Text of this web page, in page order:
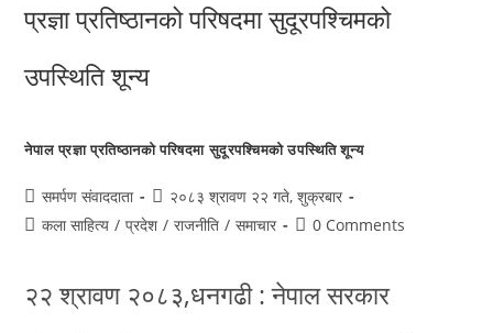
नेपाल प्रज्ञा प्रतिष्ठानको परिषदमा सुदूरपश्चिमको उपस्थिति शून्य
समर्पण संवाददाता
२०८३ श्रावण २२ गते, शुक्रबार
कला साहित्य / प्रदेश / राजनीति / समाचार 0 Comments
२२ श्रावण २०८३,धनगढी : नेपाल सरकार